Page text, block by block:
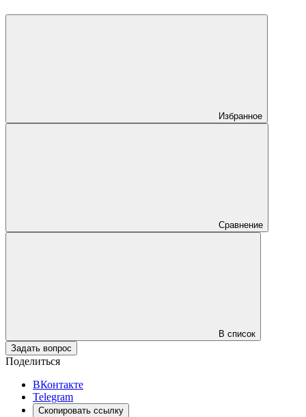
Избранное
Сравнение
В список
Задать вопрос
Поделиться
ВКонтакте
Telegram
Скопировать ссылку